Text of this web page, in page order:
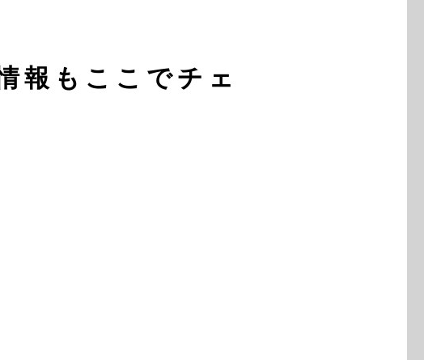
報もここでチェ